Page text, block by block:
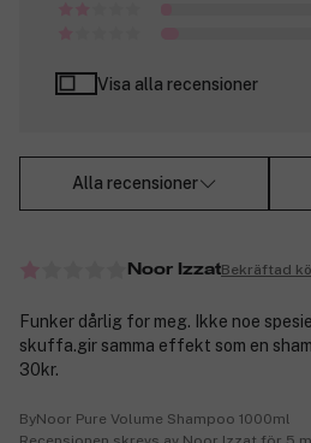
Visa alla recensioner
Alla recensioner
Noor IzzatBekräftad
Funker dårlig for meg. Ikke noe
skuffa.gir samma effekt som en
30kr.
ByNoor Pure Volume Shampoo 1000ml